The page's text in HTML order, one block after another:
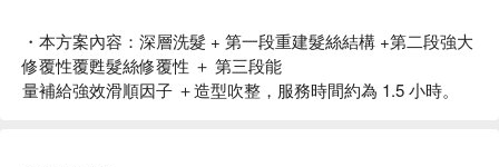
・本方案內容：深層洗髮 + 第一段重建髮絲結構 +第二段強大
修覆性覆甦髮絲修覆性 ＋ 第三段能
量補給強效滑順因子 ＋造型吹整，服務時間約為 1.5 小時。